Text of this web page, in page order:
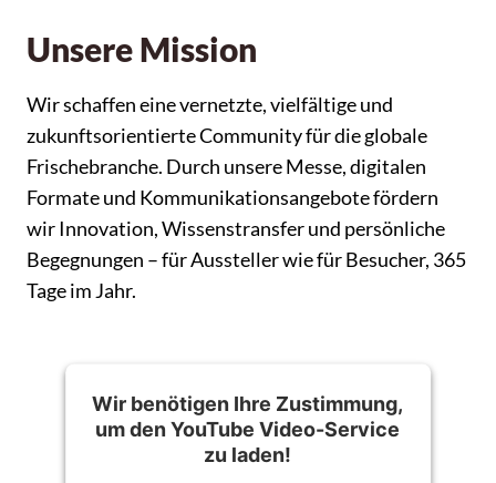
Unsere Mission
Wir schaffen eine vernetzte, vielfältige und
zukunftsorientierte Community für die globale
Frischebranche. Durch unsere Messe, digitalen
Formate und Kommunikationsangebote fördern
wir Innovation, Wissenstransfer und persönliche
Begegnungen – für Aussteller wie für Besucher, 365
Tage im Jahr.
Wir benötigen Ihre Zustimmung,
um denYouTube Video-Service
zu laden!